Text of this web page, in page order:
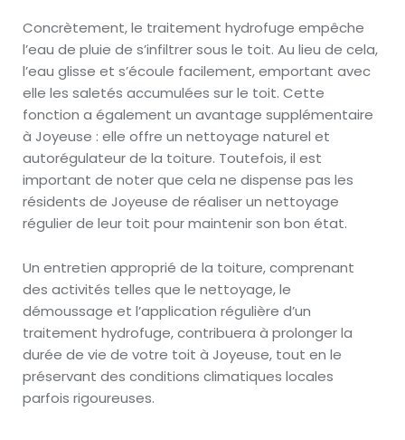
Concrètement, le traitement hydrofuge empêche
l’eau de pluie de s’infiltrer sous le toit. Au lieu de cela,
l’eau glisse et s’écoule facilement, emportant avec
elle les saletés accumulées sur le toit. Cette
fonction a également un avantage supplémentaire
à Joyeuse : elle offre un nettoyage naturel et
autorégulateur de la toiture. Toutefois, il est
important de noter que cela ne dispense pas les
résidents de Joyeuse de réaliser un nettoyage
régulier de leur toit pour maintenir son bon état.
Un entretien approprié de la toiture, comprenant
des activités telles que le nettoyage, le
démoussage et l’application régulière d’un
traitement hydrofuge, contribuera à prolonger la
durée de vie de votre toit à Joyeuse, tout en le
préservant des conditions climatiques locales
parfois rigoureuses.